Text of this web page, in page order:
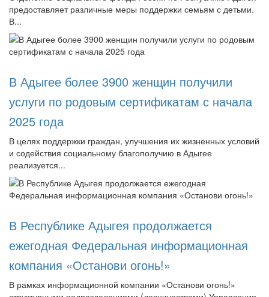
предоставляет различные меры поддержки семьям с детьми.
В...
В Адыгее более 3900 женщин получили
услуги по родовым сертификатам с начала
2025 года
В целях поддержки граждан, улучшения их жизненных условий
и содействия социальному благополучию в Адыгее
реализуется...
В Республике Адыгея продолжается
ежегодная Федеральная информационная
компания «Останови огонь!»
В рамках информационной компании «Останови огонь!»